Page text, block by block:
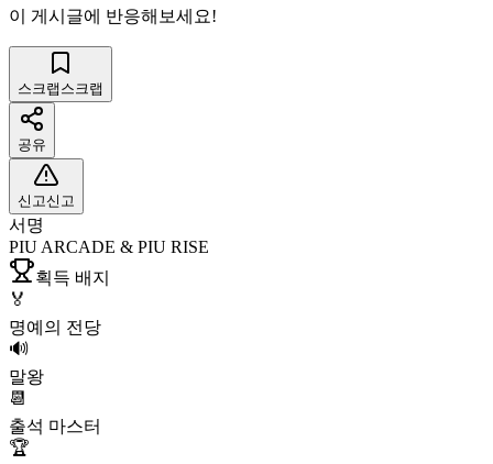
이 게시글에 반응해보세요!
스크랩 스크랩
공유
신고신고
서명
PIU ARCADE & PIU RISE
획득 배지
🏅
명예의 전당
🔊
말왕
📆
출석 마스터
🏆